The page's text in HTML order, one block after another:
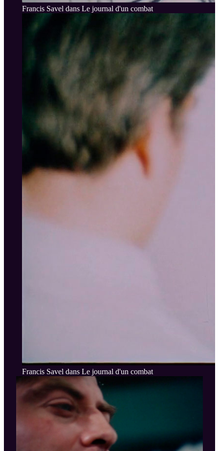
Francis Savel dans Le journal d'un combat
Francis Savel dans Le journal d'un combat